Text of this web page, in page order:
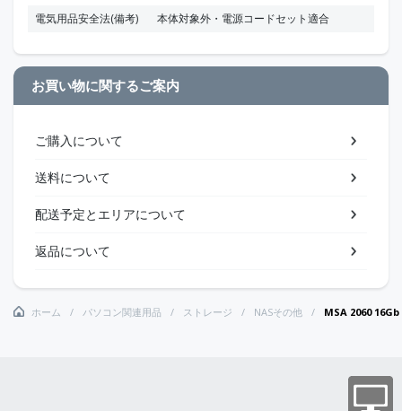
電気用品安全法(備考) 本体対象外・電源コードセット適合
お買い物に関するご案内
ご購入について
送料について
配送予定とエリアについて
返品について
ホーム パソコン関連用品 ストレージ NASその他 MSA 2060 16Gb